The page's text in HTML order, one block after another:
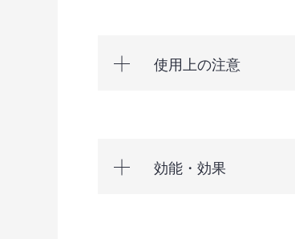
使用上の注意
効能・効果